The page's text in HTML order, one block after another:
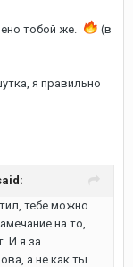
тобой же.
(в
я правильно
тебе можно
на то,
И я за
а не как ты